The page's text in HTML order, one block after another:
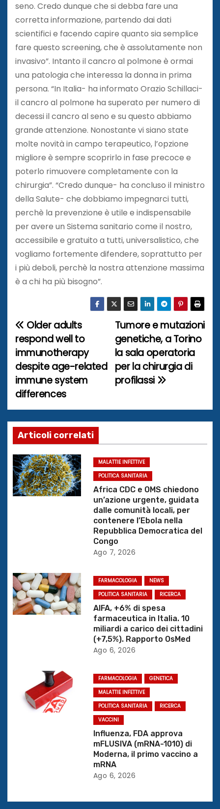
seno. Credo dunque che si debba fare una
corretta informazione, partendo dai dati
scientifici e facendo capire quanto sia semplice
fare questo screening, che è assolutamente non
invasivo”. Intanto il cancro al polmone è ormai
una patologia che interessa la donna in prima
persona. “In Italia- ha informato Orazio Schillaci-
il cancro al polmone ha superato per numero di
decessi il cancro al seno e su questo abbiamo
grande attenzione. Nonostante vi siano state
molte novità in campo terapeutico, l’opzione
migliore è sempre scoprirlo in fase precoce e
poterlo rimuovere completamente con la
chirurgia”. “Credo dunque- ha concluso il ministro
della Salute- che dobbiamo impegnarci tutti,
perchè la prevenzione è utile e indispensabile
per avere un Sistema sanitario come il nostro,
accessibile e gratuito a tutti, universalistico, che
vogliamo fortemente difendere, soprattutto per
i più deboli, perchè la nostra attenzione massima
è a chi ha più bisogno”.
N
a
v
i
g
a
z
i
o
r
t
i
Tumore e mutazioni
genetiche, a Torino
la sala operatoria
per la chirurgia di
profilassi
Older adults
respond well to
immunotherapy
despite age-related
immune system
differences
Articoli correlati
MALATTIE INFETTIVE
POLITICA SANITARIA
Africa CDC e OMS chiedono
un’azione urgente, guidata
dalle comunità locali, per
contenere l’Ebola nella
Repubblica Democratica del
Congo
Ago 7, 2026
FARMACOLOGIA
NEWS
POLITICA SANITARIA
RICERCA
AIFA, +6% di spesa
farmaceutica in Italia. 10
miliardi a carico dei cittadini
(+7,5%). Rapporto OsMed
Ago 6, 2026
FARMACOLOGIA
GENETICA
MALATTIE INFETTIVE
POLITICA SANITARIA
RICERCA
VACCINI
Influenza, FDA approva
mFLUSIVA (mRNA-1010) di
Moderna, il primo vaccino a
mRNA
Ago 6, 2026